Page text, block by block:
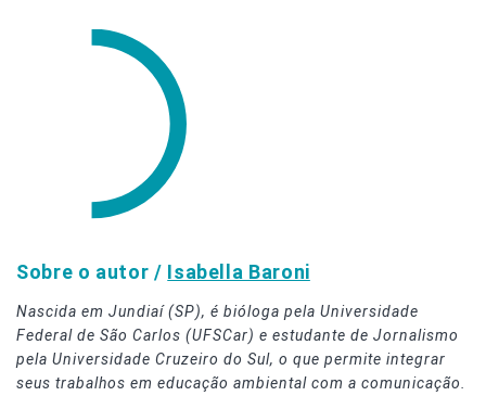
Sobre o autor / Isabella Baroni
Nascida em Jundiaí (SP), é bióloga pela Universidade
Federal de São Carlos (UFSCar) e estudante de Jornalismo
pela Universidade Cruzeiro do Sul, o que permite integrar
seus trabalhos em educação ambiental com a comunicação.